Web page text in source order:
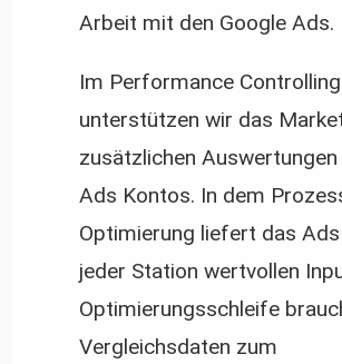
Arbeit mit den Google Ads.
Im Performance Controlling
unterstützen wir das
zusätzlichen Auswertungen
Ads Kontos. In dem
Optimierung liefert das
jeder Station wertvollen
Optimierungsschleife
Vergleichsdaten zum